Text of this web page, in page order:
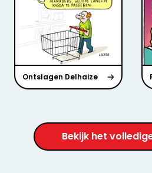
Ontslagen Delhaize
Bekijk het